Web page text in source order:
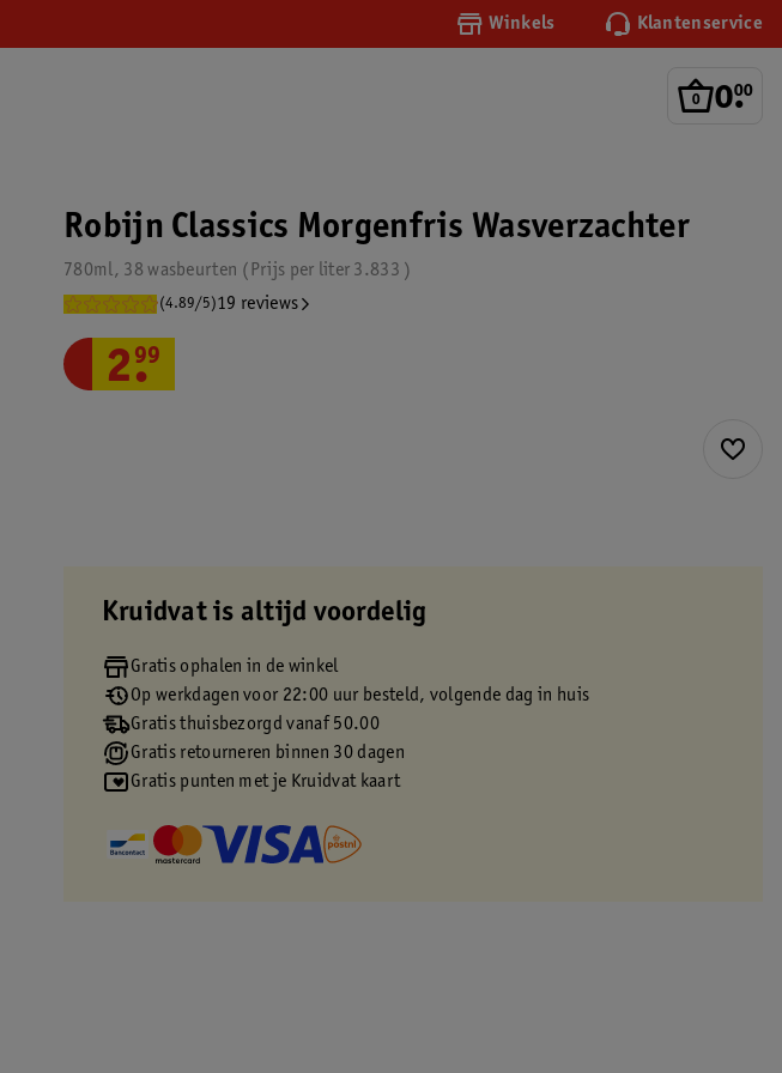
Winkels Klantenservice
0.
00
Robijn Classics Morgenfris Wasverzachter
780ml, 38 wasbeurten 3.833
Prijs per liter
(4.89/5)19 reviews
2.
99
Kruidvat is altijd voordelig
Gratis ophalen in de winkel
Op werkdagen voor 22:00 uur besteld, volgende dag in huis
Gratis thuisbezorgd vanaf 50.00
Gratis retourneren binnen 30 dagen
Gratis punten met je Kruidvat kaart